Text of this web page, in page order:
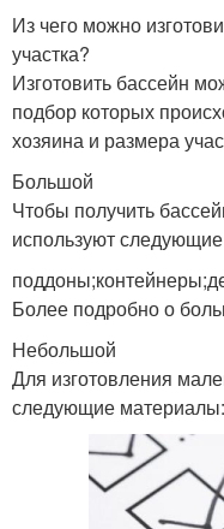
Из чего можно
участка?
Изготовить бассейн
подбор которых
хозяина и размера
Большой
Чтобы получить
используют
Более подробно о
Небольшой
Для изготовления
следующие материалы: